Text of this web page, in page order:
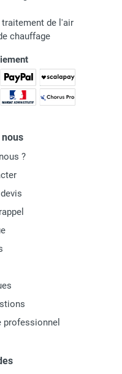
de l'air
chauffage
?
professionnel